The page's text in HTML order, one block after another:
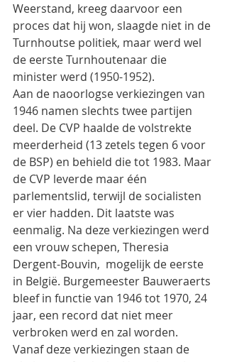
Weerstand, kreeg daarvoor een
proces dat hij won, slaagde niet in de
Turnhoutse politiek, maar werd wel
de eerste Turnhoutenaar die
minister werd (1950-1952).
Aan de naoorlogse verkiezingen van
1946 namen slechts twee partijen
deel. De CVP haalde de volstrekte
meerderheid (13 zetels tegen 6 voor
de BSP) en behield die tot 1983. Maar
de CVP leverde maar één
parlementslid, terwijl de socialisten
er vier hadden. Dit laatste was
eenmalig. Na deze verkiezingen werd
een vrouw schepen, Theresia
Dergent-Bouvin,  mogelijk de eerste
in België. Burgemeester Bauweraerts
bleef in functie van 1946 tot 1970, 24
jaar, een record dat niet meer
verbroken werd en zal worden.
Vanaf deze verkiezingen staan de